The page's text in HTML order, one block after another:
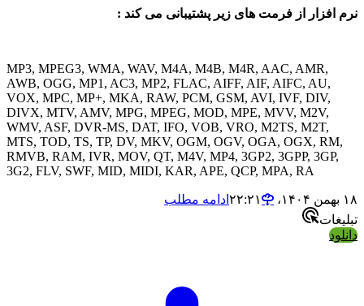
از فرمت های زیر پشتیبانی می کند :
MP3, MPEG3, WMA, WAV, M4A, M4B, M4R, AAC, AMR,
AWB, OGG, MP1, AC3, MP2, FLAC, AIFF, AIF, AIFC,
VOX, MPC, MP+, MKA, RAW, PCM, GSM, AVI, IVF,
DIVX, MTV, AMV, MPG, MPEG, MOD, MPE, MVV,
WMV, ASF, DVR-MS, DAT, IFO, VOB, VRO, M2TS,
MTS, TOD, TS, TP, DV, MKV, OGM, OGV, OGA, OGX,
RMVB, RAM, IVR, MOV, QT, M4V, MP4, 3GP2, 3GPP,
3G2, FLV, SWF, MID, MIDI, KAR, APE, QCP, MPA, RA
ادامه مطلب